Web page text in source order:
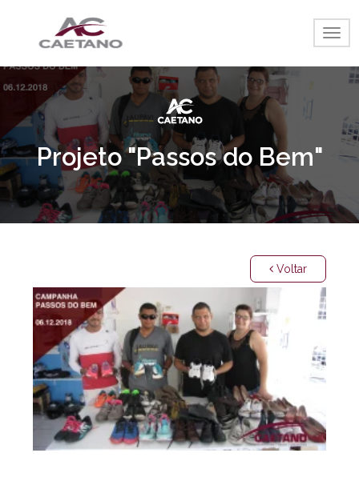
Projeto "Passos do Bem"
Voltar